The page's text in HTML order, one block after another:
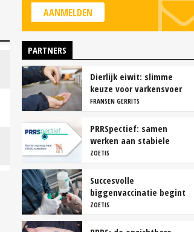
AANMELDEN
PARTNERS
Dierlijk eiwit: slimme
keuze voor varkensvoer
FRANSEN GERRITS
PRRSpectief: samen
werken aan stabiele
resultaten
ZOETIS
Succesvolle
biggenvaccinatie begint
met de juiste timing
ZOETIS